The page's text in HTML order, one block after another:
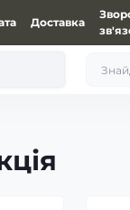
Доставка